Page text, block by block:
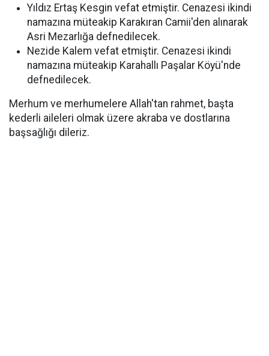
Yıldız Ertaş Kesgin vefat etmiştir. Cenazesi ikindi
namazına müteakip Karakıran Camii'den alınarak
Asri Mezarlığa defnedilecek.
Nezide Kalem vefat etmiştir. Cenazesi ikindi
namazına müteakip Karahallı Paşalar Köyü'nde
defnedilecek.
Merhum ve merhumelere Allah'tan rahmet, başta
kederli aileleri olmak üzere akraba ve dostlarına
başsağlığı dileriz.